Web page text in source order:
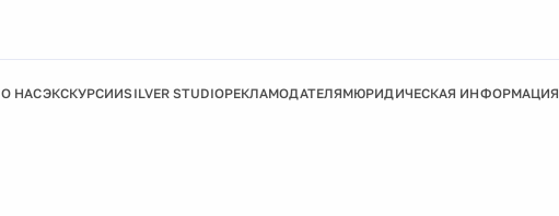
О НАСЭКСКУРСИИSILVER STUDIOРЕКЛАМОДАТЕЛЯМЮРИДИЧЕСКАЯ ИНФОРМАЦИЯ